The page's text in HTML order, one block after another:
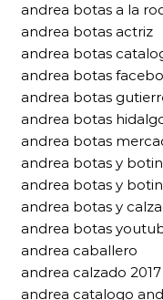
andrea botas a la
andrea botas actriz
andrea botas
andrea botas
andrea botas
andrea botas
andrea botas
andrea botas y
andrea botas y
andrea botas y
andrea botas
andrea caballero
andrea calzado 2017
andrea catalogo